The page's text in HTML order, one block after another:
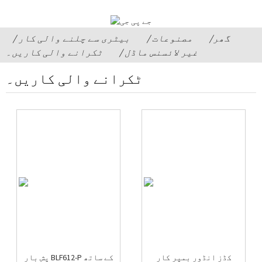
گھر مصنوعات
بیٹری سے چلنے والی کار
غیر لائسنس ماڈل
ٹکرانے والی کاریں۔
ٹکرانے والی کاریں۔
پش بار BLF612-P کے ساتھ کڈز انڈور بمپر کار